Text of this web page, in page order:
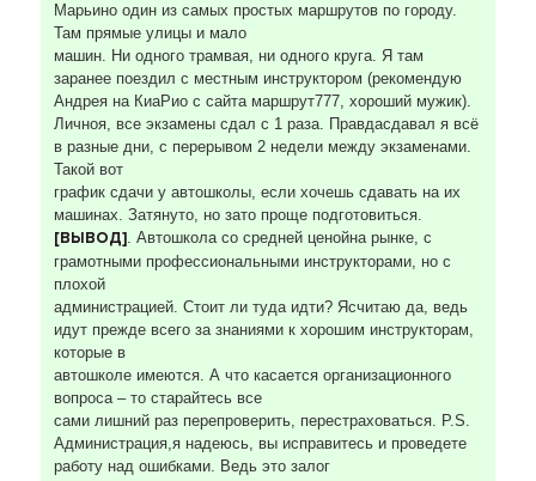
Марьино один из самых простых маршрутов по городу.
Там прямые улицы и мало
машин. Ни одного трамвая, ни одного круга. Я там
заранее поездил с местным инструктором (рекомендую
Андрея на КиаРио с сайта маршрут777, хороший мужик).
Личноя, все экзамены сдал с 1 раза. Правдасдавал я всё
в разные дни, с перерывом 2 недели между экзаменами.
Такой вот
график сдачи у автошколы, если хочешь сдавать на их
машинах. Затянуто, но зато проще подготовиться.
[ВЫВОД]. Автошкола со средней ценойна рынке, с
грамотными профессиональными инструкторами, но с
плохой
администрацией. Стоит ли туда идти? Ясчитаю да, ведь
идут прежде всего за знаниями к хорошим инструкторам,
которые в
автошколе имеются. А что касается организационного
вопроса – то старайтесь все
сами лишний раз перепроверить, перестраховаться. P.S.
Администрация,я надеюсь, вы исправитесь и проведете
работу над ошибками. Ведь это залог